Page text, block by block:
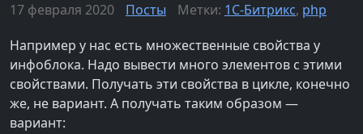
17 февраля 2020 Посты Метки: 1С-Битрикс, php
Например у нас есть множественные свойства у
инфоблока. Надо вывести много элементов с этими
свойствами. Получать эти свойства в цикле, конечно
же, не вариант. А получать таким образом —
вариант: